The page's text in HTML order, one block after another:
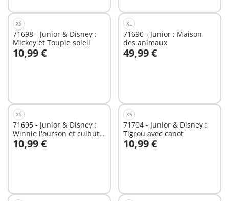
XS
71698 - Junior & Disney :
Mickey et Toupie soleil
10,99 €
Au panier
XL
71690 - Junior : Maison
des animaux
49,99 €
Au panier
XS
71695 - Junior & Disney :
Winnie l'ourson et culbuto
pot de miel
10,99 €
Au panier
XS
71704 - Junior & Disney :
Tigrou avec canot
10,99 €
Au panier